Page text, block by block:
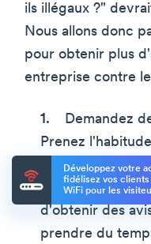
ils illégaux ?"
Nous allons donc
pour obtenir plus
entreprise contre
Demandez
Prenez
clients qui ont
avec vos
d'obtenir des
prendre du
Développez votre
fidélisez vos clients
WiFi pour les